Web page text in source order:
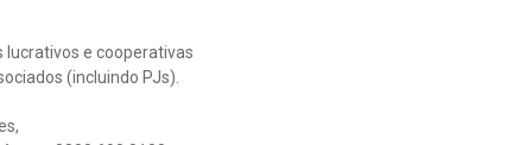
lucrativos e cooperativas
(incluindo PJs).